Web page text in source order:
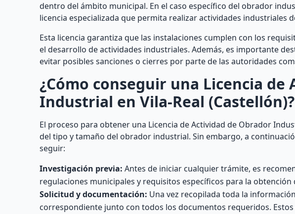
dentro del ámbito municipal. En el caso específico del obrador
licencia especializada que permita realizar actividades industriales
Esta licencia garantiza que las instalaciones cumplen con los
el desarrollo de actividades industriales. Además, es importante
evitar posibles sanciones o cierres por parte de las autoridades
¿Cómo conseguir una Licencia
Industrial en Vila-Real (Castellón)?
El proceso para obtener una Licencia de Actividad de Obrador
del tipo y tamaño del obrador industrial. Sin embargo, a
seguir:
Investigación previa: Antes de iniciar cualquier trámite, es
regulaciones municipales y requisitos específicos para la obtención
Solicitud y documentación: Una vez recopilada toda la
correspondiente junto con todos los documentos requeridos.